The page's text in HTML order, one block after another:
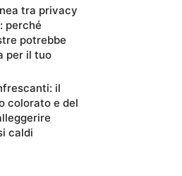
tra privacy
perché
potrebbe
per il tuo
il
colorato e del
caldi